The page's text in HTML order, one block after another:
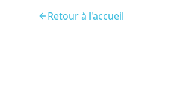
Retour à l'accueil